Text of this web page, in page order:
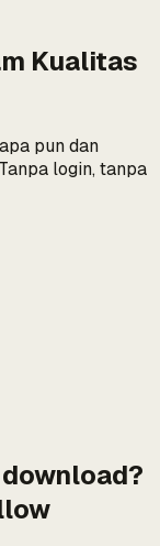
Kualitas
pun dan
login, tanpa